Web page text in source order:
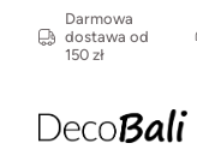
Darmowa
dostawa od
150 zł